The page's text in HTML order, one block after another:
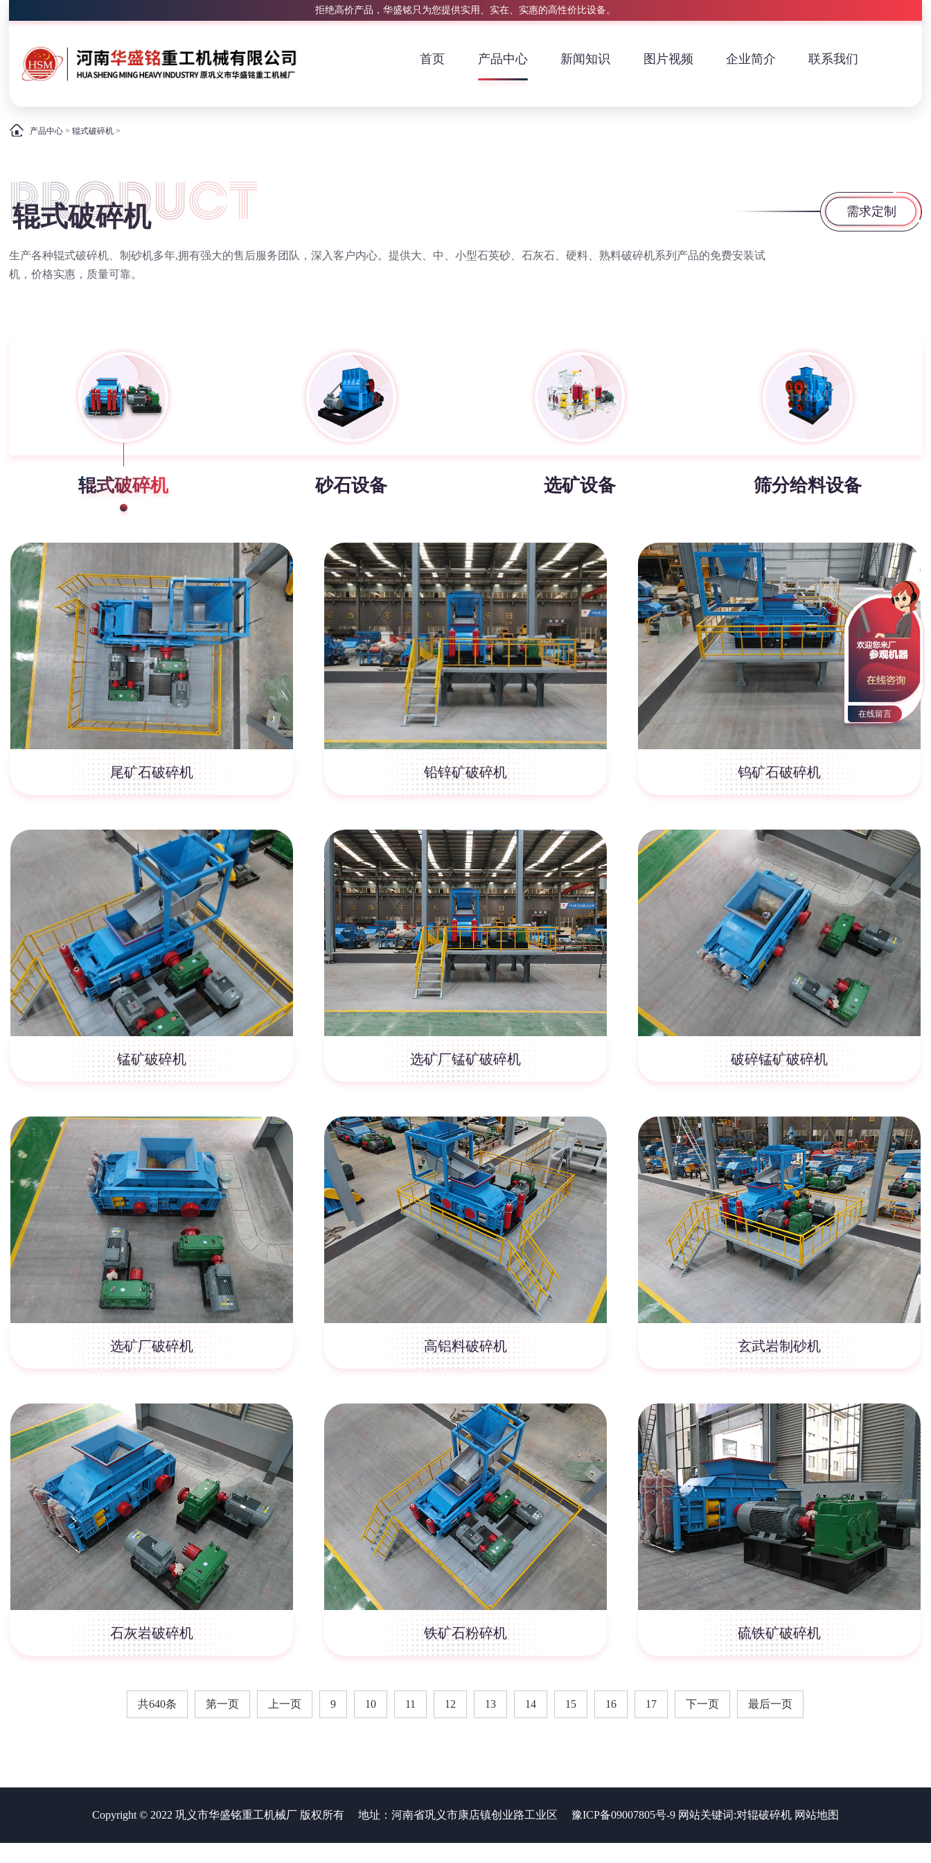
拒绝高价产品，华盛铭只为您提供实用、实在、实惠的高性价比设备。
首页 产品中心 新闻知识 图片视频 企业简介 联系我们
产品中心 >辊式破碎机 >
辊式破碎机 需求定制
生产各种辊式破碎机、制砂机多年,拥有强大的售后服务团队，深入客户内心。提供大、中、小型石英砂、石灰石、硬料、熟料破碎机系列产品的免费安装试
机，价格实惠，质量可靠。
辊式破碎机 砂石设备 选矿设备 筛分给料设备
尾矿石破碎机 铅锌矿破碎机 钨矿石破碎机
锰矿破碎机 选矿厂锰矿破碎机 破碎锰矿破碎机
选矿厂破碎机 高铝料破碎机 玄武岩制砂机
石灰岩破碎机 铁矿石粉碎机 硫铁矿破碎机
共640条 第一页 上一页 9 10 11 12 13 14 15 16 17 下一页 最后一页
Copyright © 2022 巩义市华盛铭重工机械厂 版权所有 地址：河南省巩义市康店镇创业路工业区 豫ICP备09007805号-9网站关键词:对辊破碎机 网站地图
在线留言